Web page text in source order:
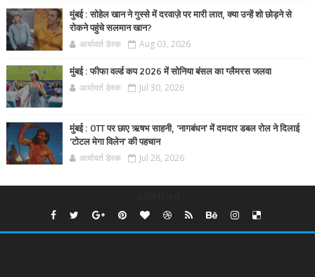
मुंबई : सोहेल खान ने गुस्से में दरवाज़े पर मारी लात, क्या उन्हें शो छोड़ने से
रोकने पहुंचे सलमान खान?
आर्यावर्त डेस्क Aug 03, 2026
मुंबई : फीफा वर्ल्ड कप 2026 में सोनिया बंसल का ग्लैमरस जलवा
आर्यावर्त डेस्क Jul 30, 2026
मुंबई : OTT पर छाए ऋषभ साहनी, 'नागबंधन' में दमदार डबल रोल ने दिलाई
'टोटल मेगा विलेन' की पहचान
आर्यावर्त डेस्क Jul 28, 2026